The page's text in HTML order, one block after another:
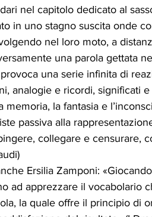
nel capitolo dedicato al
in uno stagno suscita onde
nel loro moto, a
una parola gettata
una serie infinita di
analogie e ricordi, significati
memoria, la fantasia e
passiva alla
collegare e censurare,
Ersilia Zamponi:
ad apprezzare il vocabolario
la quale offre il principio di